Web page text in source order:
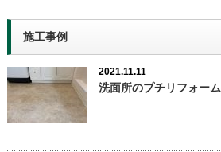
施工事例
2021.11.11
洗面所のプチリフォー